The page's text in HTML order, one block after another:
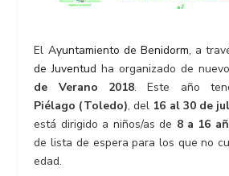
El Ayuntamiento de Benidorm, a
de Juventud ha organizado de
de Verano 2018. Este año
Piélago (Toledo), del 16 al 30 de
está dirigido a niños/as de 8 a 16
de lista de espera para los que no
edad.